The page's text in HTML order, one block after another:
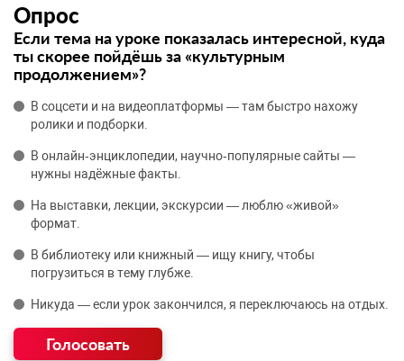
Опрос
Если тема на уроке показалась интересной, куда
ты скорее пойдёшь за «культурным
продолжением»?
В соцсети и на видеоплатформы — там быстро нахожу
ролики и подборки.
В онлайн‑энциклопедии, научно‑популярные сайты —
нужны надёжные факты.
На выставки, лекции, экскурсии — люблю «живой»
формат.
В библиотеку или книжный — ищу книгу, чтобы
погрузиться в тему глубже.
Никуда — если урок закончился, я переключаюсь на отдых.